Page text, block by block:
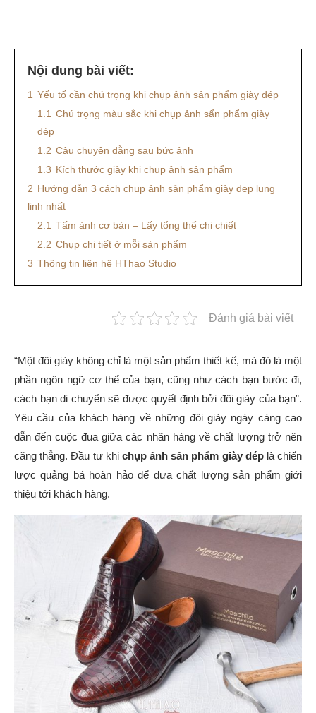
Nội dung bài viết:
1 Yếu tố cần chú trọng khi chụp ảnh sản phẩm giày dép
1.1 Chú trọng màu sắc khi chụp ảnh sẩn phẩm giày
dép
1.2 Câu chuyện đằng sau bức ảnh
1.3 Kích thước giày khi chụp ảnh sản phẩm
2 Hướng dẫn 3 cách chụp ảnh sản phẩm giày đẹp lung
linh nhất
2.1 Tấm ảnh cơ bản – Lấy tổng thể chi chiết
2.2 Chụp chi tiết ở mỗi sản phẩm
3 Thông tin liên hệ HThao Studio
Đánh giá bài viết
“Một đôi giày không chỉ là một sản phẩm thiết kế, mà đó là một
phần ngôn ngữ cơ thể của bạn, cũng như cách bạn bước đi,
cách bạn di chuyển sẽ được quyết định bởi đôi giày của bạn”.
Yêu cầu của khách hàng về những đôi giày ngày càng cao
dẫn đến cuộc đua giữa các nhãn hàng về chất lượng trở nên
căng thẳng. Đầu tư khi chụp ảnh sản phẩm giày déplà chiến
lược quảng bá hoàn hảo để đưa chất lượng sản phẩm giới
thiệu tới khách hàng.